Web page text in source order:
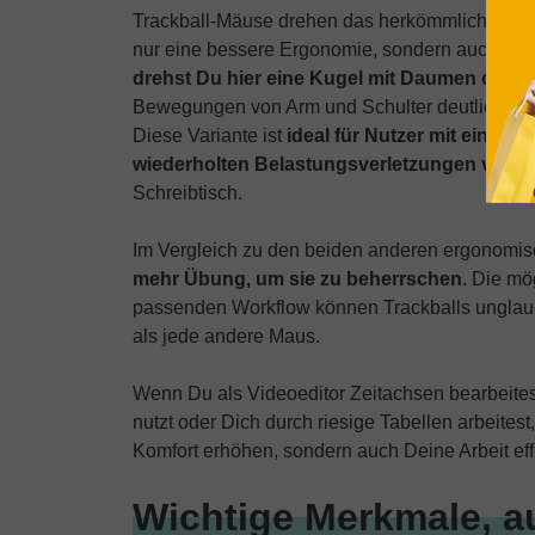
Trackball-Mäuse drehen das herkömmliche
nur eine bessere Ergonomie, sondern auch
drehst Du hier eine Kugel mit Daumen oder
Bewegungen von Arm und Schulter deutlich
Diese Variante ist ideal für Nutzer mit
wiederholten Belastungsverletzungen
Schreibtisch.
Im Vergleich zu den beiden anderen
mehr Übung, um sie zu beherrschen. Die
passenden Workflow können Trackballs
als jede andere Maus.
Wenn Du als Videoeditor Zeitachsen
nutzt oder Dich durch riesige Tabellen
Komfort erhöhen, sondern auch Deine Arbeit
Wichtige Merkmale,